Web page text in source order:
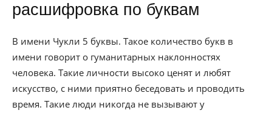
расшифровка по буквам
В имени Чукли 5 буквы. Такое количество букв в
имени говорит о гуманитарных наклонностях
человека. Такие личности высоко ценят и любят
искусство, с ними приятно беседовать и проводить
время. Такие люди никогда не вызывают у